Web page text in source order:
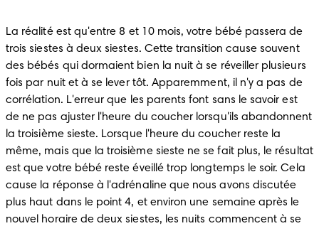
La réalité est qu'entre 8 et 10 mois, votre bébé passera de
trois siestes à deux siestes. Cette transition cause souvent
des bébés qui dormaient bien la nuit à se réveiller plusieurs
fois par nuit et à se lever tôt. Apparemment, il n'y a pas de
corrélation. L'erreur que les parents font sans le savoir est
de ne pas ajuster l'heure du coucher lorsqu'ils abandonnent
la troisième sieste. Lorsque l'heure du coucher reste la
même, mais que la troisième sieste ne se fait plus, le résultat
est que votre bébé reste éveillé trop longtemps le soir. Cela
cause la réponse à l'adrénaline que nous avons discutée
plus haut dans le point 4, et environ une semaine après le
nouvel horaire de deux siestes, les nuits commencent à se